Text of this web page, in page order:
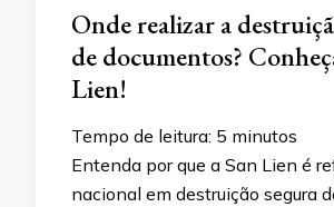
Onde realizar a
de documentos?
Lien!
Tempo de leitura: 5 minutos
Entenda por que a San Lien é
nacional em destruição segura